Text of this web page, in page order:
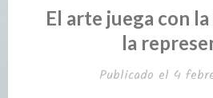
El arte juega con
la
Publicado el 4